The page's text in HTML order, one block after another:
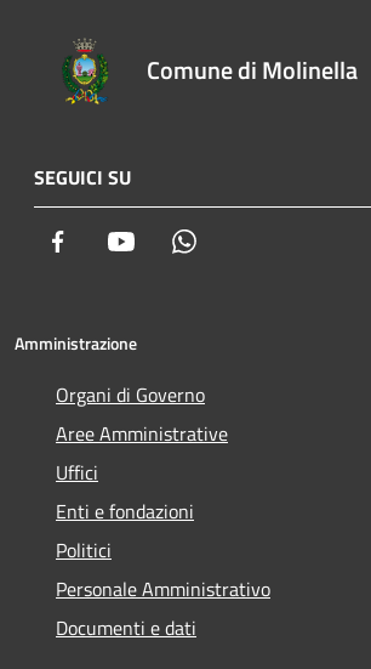
Comune di Molinella
SEGUICI SU
Facebook Youtube
Amministrazione
Organi di Governo
Aree Amministrative
Uffici
Enti e fondazioni
Politici
Personale Amministrativo
Documenti e dati